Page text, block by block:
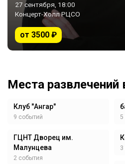
27 сентября, 18:00
Концерт-Холл РЦСО
от 3500 ₽
Места развлечений
Клуб "Ангар"
9 событий 5
ГЦНТ Дворец им.
Малунцева
2 события
3